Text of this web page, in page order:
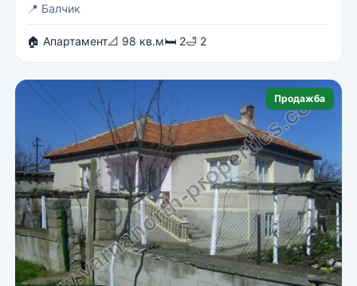
📍 Балчик
🏠 Апартамент📐 98 кв.м🛏 2🛁 2
Продажба